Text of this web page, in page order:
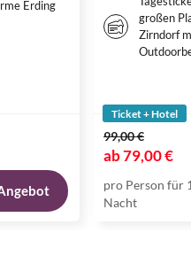
Erding
großen
Zirndorf
Ticket + Hotel
99,00 €
ab79,00 €
pro Person für 1
Nacht